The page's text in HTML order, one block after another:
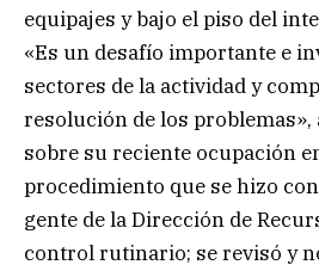
equipajes y bajo el piso del
«Es un desafío importante e
sectores de la actividad y
resolución de los
sobre su reciente ocupación
procedimiento que se hizo
gente de la Dirección de
control rutinario; se revisó y